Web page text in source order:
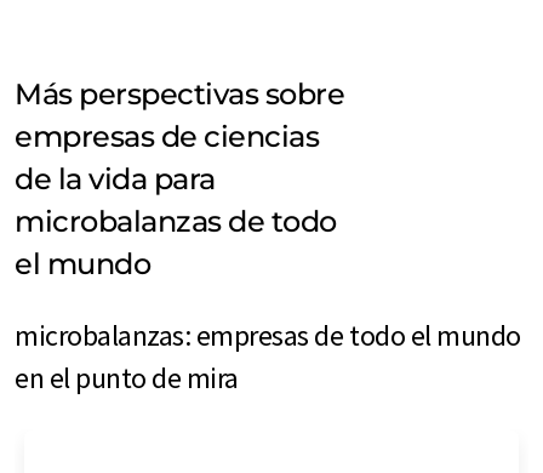
Más perspectivas sobre
empresas de ciencias
de la vida para
microbalanzas de todo
el mundo
microbalanzas: empresas de todo el mundo
en el punto de mira